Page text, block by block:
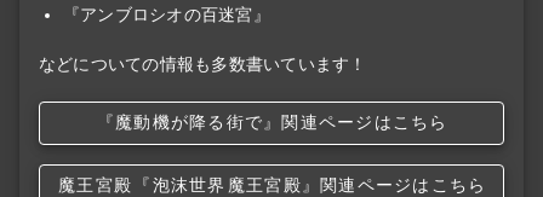
『アンブロシオの百迷宮』
などについての情報も多数書いています！
『魔動機が降る街で』関連ページはこちら
魔王宮殿 『泡沫世界 魔王宮殿』関連ページはこちら